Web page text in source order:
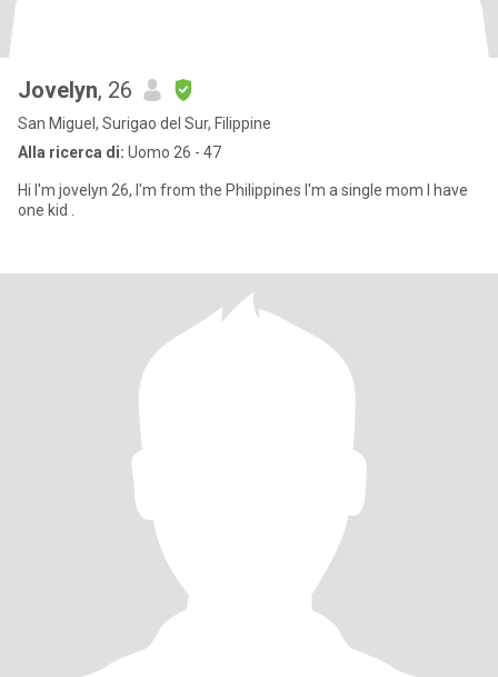
Jovelyn, 26
San Miguel, Surigao del Sur, Filippine
Alla ricerca di: Uomo 26 - 47
Hi I'm jovelyn 26, I'm from the Philippines I'm a single mom I have
one kid .